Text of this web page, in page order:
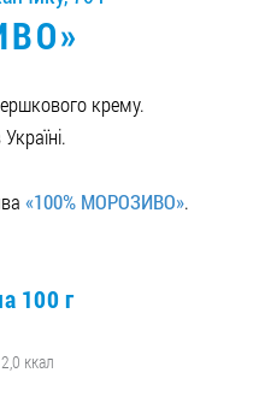
23
крему.
«100% МОРОЗИВО».
100 г
ккал